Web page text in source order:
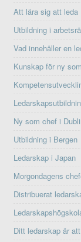
Att lära sig att leda
Utbildning i
Vad innehåller en
Kunskap för ny
Ny som chef i
Utbildning i Bergen
Ledarskap i Japan
Morgondagens
Distribuerat
Ditt ledarskap är